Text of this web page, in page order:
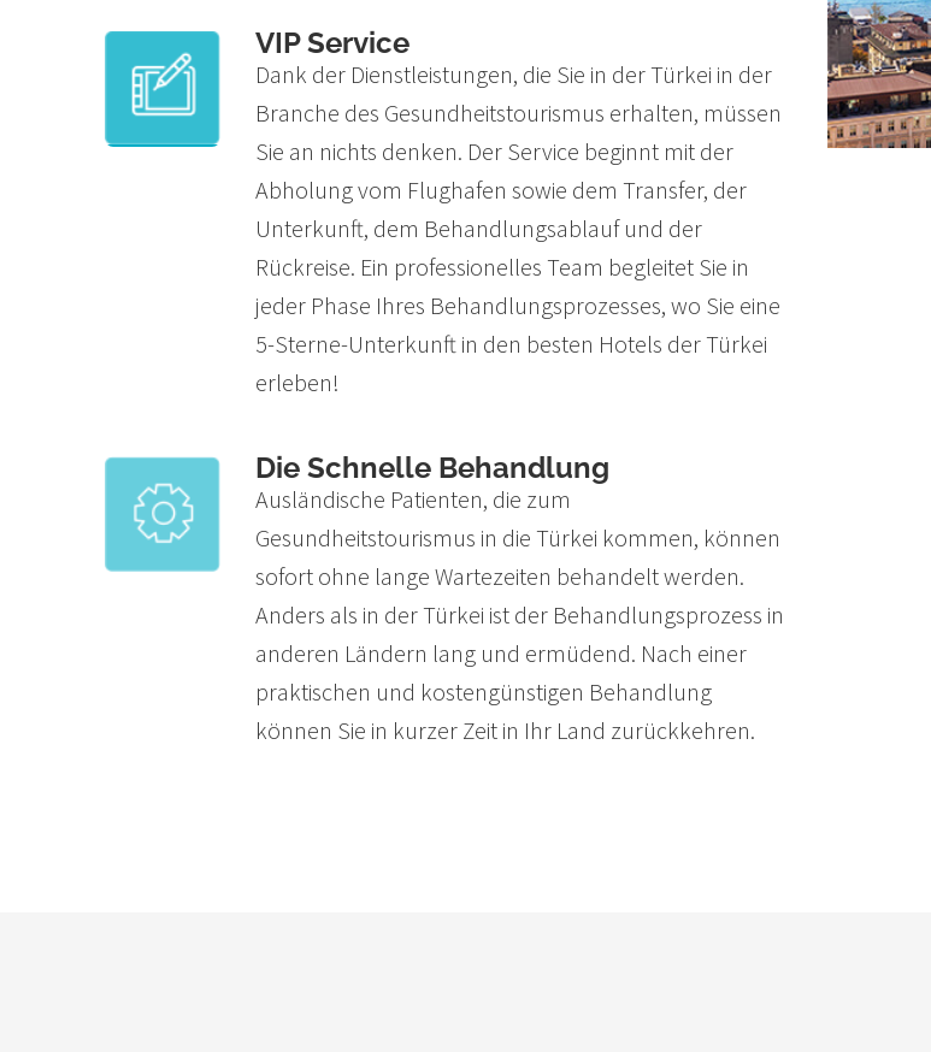
VIP Service
Dank der Dienstleistungen, die Sie in der Türkei in der
Branche des Gesundheitstourismus erhalten, müssen
Sie an nichts denken. Der Service beginnt mit der
Abholung vom Flughafen sowie dem Transfer, der
Unterkunft, dem Behandlungsablauf und der
Rückreise. Ein professionelles Team begleitet Sie in
jeder Phase Ihres Behandlungsprozesses, wo Sie eine
5-Sterne-Unterkunft in den besten Hotels der Türkei
erleben!
Die Schnelle Behandlung
Ausländische Patienten, die zum
Gesundheitstourismus in die Türkei kommen, können
sofort ohne lange Wartezeiten behandelt werden.
Anders als in der Türkei ist der Behandlungsprozess in
anderen Ländern lang und ermüdend. Nach einer
praktischen und kostengünstigen Behandlung
können Sie in kurzer Zeit in Ihr Land zurückkehren.